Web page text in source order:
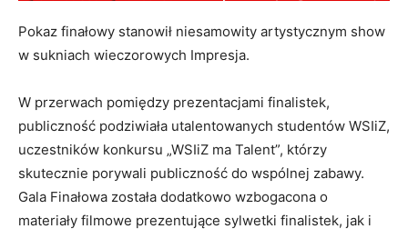
Pokaz finałowy stanowił niesamowity artystycznym show
w sukniach wieczorowych Impresja.
W przerwach pomiędzy prezentacjami finalistek,
publiczność podziwiała utalentowanych studentów WSIiZ,
uczestników konkursu „WSIiZ ma Talent”, którzy
skutecznie porywali publiczność do wspólnej zabawy.
Gala Finałowa została dodatkowo wzbogacona o
materiały filmowe prezentujące sylwetki finalistek, jak i